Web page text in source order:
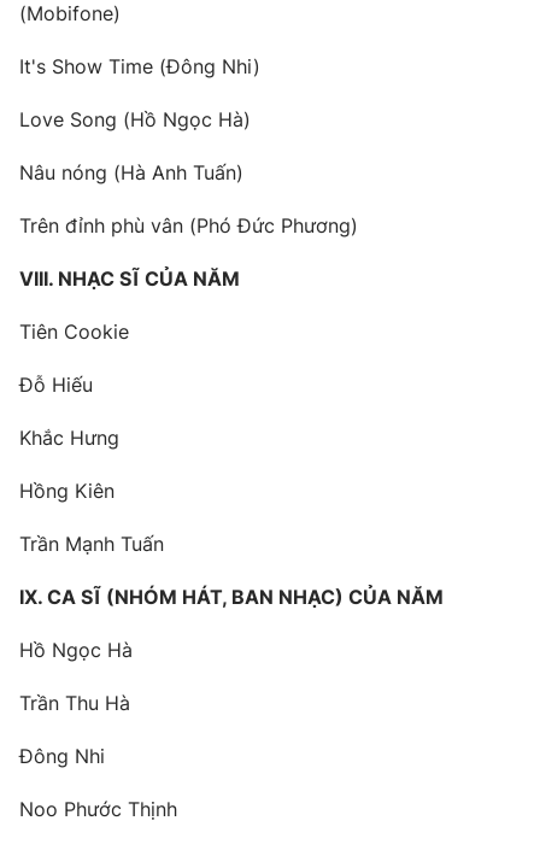
(Mobifone)
It's Show Time (Đông Nhi)
Love Song (Hồ Ngọc Hà)
Nâu nóng (Hà Anh Tuấn)
Trên đỉnh phù vân (Phó Đức Phương)
VIII. NHẠC SĨ CỦA NĂM
Tiên Cookie
Đỗ Hiếu
Khắc Hưng
Hồng Kiên
Trần Mạnh Tuấn
IX. CA SĨ (NHÓM HÁT, BAN NHẠC) CỦA NĂM
Hồ Ngọc Hà
Trần Thu Hà
Đông Nhi
Noo Phước Thịnh